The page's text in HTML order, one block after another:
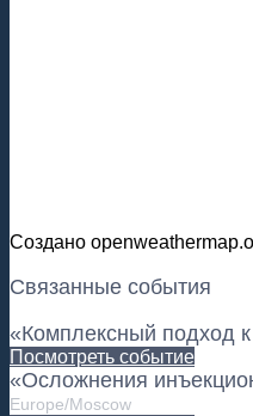
Создано
Связанные события
«Комплексный подход
Посмотреть событие
«Осложнения
Europe/Moscow